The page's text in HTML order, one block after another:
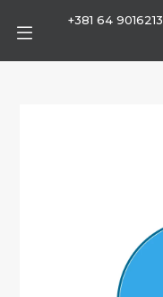
+381 64 9016213